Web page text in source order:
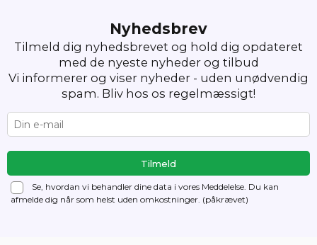
Nyhedsbrev
Tilmeld dig nyhedsbrevet og hold dig opdateret
med de nyeste nyheder og tilbud
Vi informerer og viser nyheder - uden unødvendig
spam. Bliv hos os regelmæssigt!
Se, hvordan vi behandler dine data i vores Meddelelse. Du kan
afmelde dig når som helst uden omkostninger. (påkrævet)